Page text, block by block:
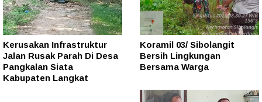
Kerusakan Infrastruktur
Jalan Rusak Parah Di Desa
Pangkalan Siata
Kabupaten Langkat
Koramil 03/ Sibolangit
Bersih Lingkungan
Bersama Warga